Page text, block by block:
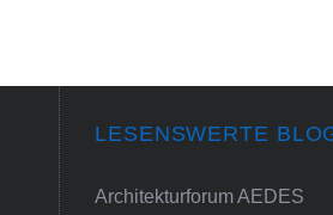
LESENSWERTE
Architekturforum AEDES